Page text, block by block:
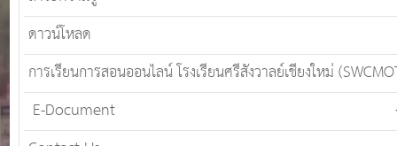
ดาวน์โหลด
การเรียนการสอนออนไลน์ โรงเรียนศรีสังวาลย์เชียงใหม่
E-Document